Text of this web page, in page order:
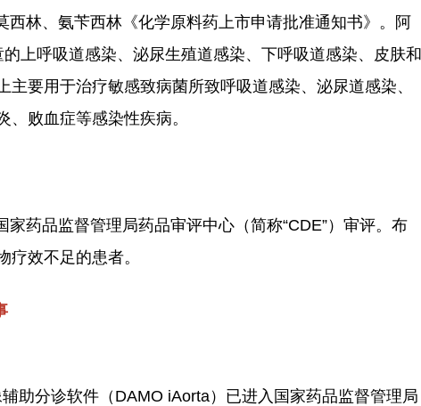
林、氨苄西林《化学原料药上市申请批准通知书》。阿
上呼吸道感染、泌尿生殖道感染、下呼吸道感染、皮肤和
要用于治疗敏感致病菌所致呼吸道感染、泌尿道感染、
败血症等感染性疾病。
药品监督管理局药品审评中心（简称“CDE”）审评。布
效不足的患者。
助分诊软件（DAMO iAorta）已进入国家药品监督管理局